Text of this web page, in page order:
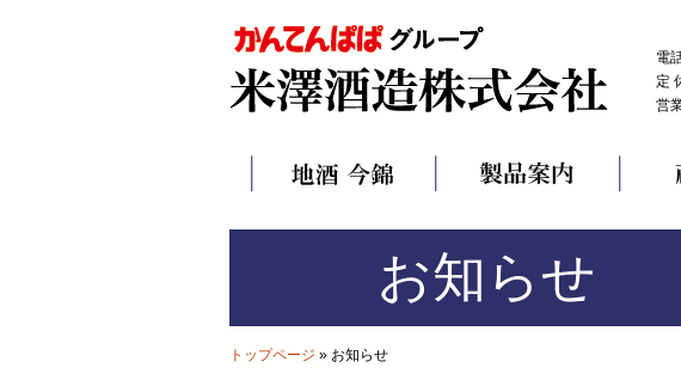
電
定
営
お知らせ
トップページ » お知らせ